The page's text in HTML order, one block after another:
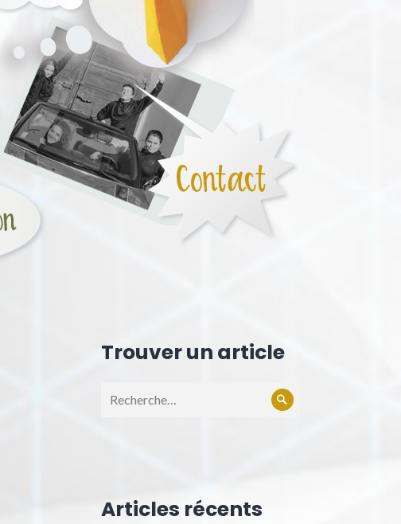
Trouver un article
pour :
Rechercher
Articles récents